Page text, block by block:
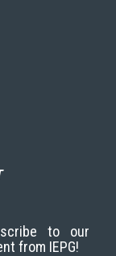
to our
from IEPG!